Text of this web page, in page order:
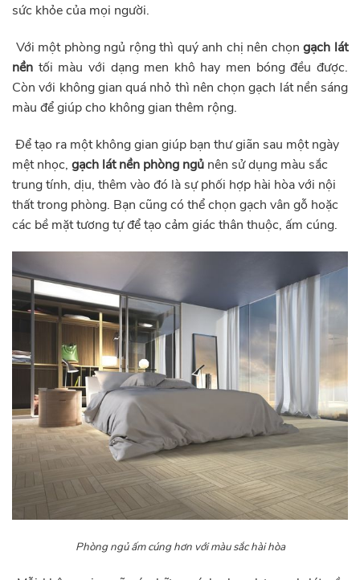
sức khỏe của mọi người.
Với một phòng ngủ rộng thì quý anh chị nên chọngạch lát
nền tối màu với dạng men khô hay men bóng đều được.
Còn với không gian quá nhỏ thì nên chọn gạch lát nền sáng
màu để giúp cho không gian thêm rộng.
Để tạo ra một không gian giúp bạn thư giãn sau một ngày
mệt nhọc, gạch lát nền phòng ngủ nên sử dụng màu sắc
trung tính, dịu, thêm vào đó là sự phối hợp hài hòa với nội
thất trong phòng. Bạn cũng có thể chọn gạch vân gỗ hoặc
các bề mặt tương tự để tạo cảm giác thân thuộc, ấm cúng.
Phòng ngủ ấm cúng hơn với màu sắc hài hòa